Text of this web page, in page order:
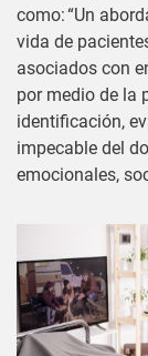
como: “Un
vida de
asociados con
por medio de la
identificación,
impecable del
emocionales,